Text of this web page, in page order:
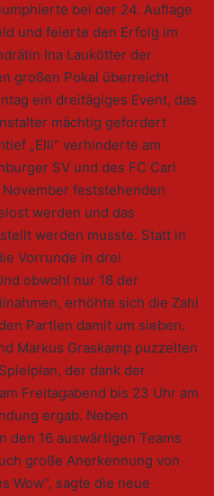
bei der 24. Auflage
und feierte den Erfolg im
Ina Laukötter der
großen Pokal überreicht
ein dreitägiges Event, das
mächtig gefordert
„Elli“ verhinderte am
SV und des FC Carl
feststehenden
werden und das
werden musste. Statt in
Vorrunde in drei
obwohl nur 18 der
erhöhte sich die Zahl
Partien damit um sieben.
Markus Graskamp puzzelten
der dank der
Freitagabend bis 23 Uhr am
ergab. Neben
den 16 auswärtigen Teams
große Anerkennung von
Wow“, sagte die neue